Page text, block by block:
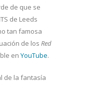
de que se
de Leeds
tan famosa
de los Red
en YouTube.
de la fantasía